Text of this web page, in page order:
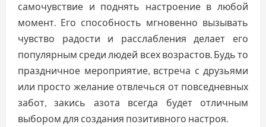
самочувствие и поднять настроение в любой
момент. Его способность мгновенно вызывать
чувство радости и расслабления делает его
популярным среди людей всех возрастов. Будь то
праздничное мероприятие, встреча с друзьями
или просто желание отвлечься от повседневных
забот, закись азота всегда будет отличным
выбором для создания позитивного настроя.